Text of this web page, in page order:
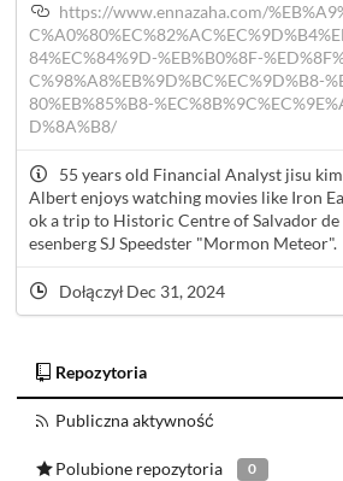
https://www.ennazaha.com/
84%EC%84%9D-%EB%B0%8F-
C%98%A8%EB%9D%BC%EC%9D%B8-
80%EB%85%B8-
D%8A%B8/
55 years old Financial Analyst jisu
Albert enjoys watching movies like Iron
ok a trip to Historic Centre of Salvador de
esenberg SJ Speedster "Mormon Meteor".
Dołączył Dec 31, 2024
Repozytoria
Publiczna aktywność
Polubione repozytoria 0